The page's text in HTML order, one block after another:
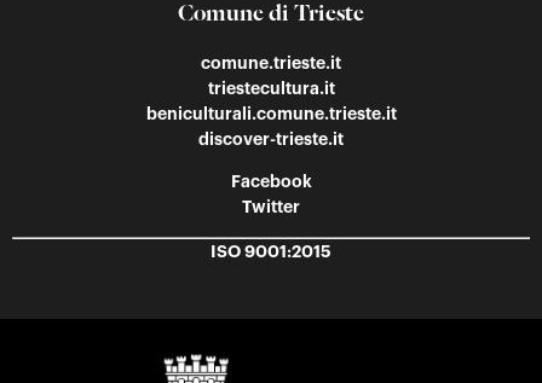
Comune di Trieste
comune.trieste.it
triestecultura.it
beniculturali.comune.trieste.it
discover-trieste.it
Facebook
Twitter
ISO 9001:2015